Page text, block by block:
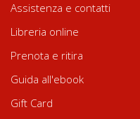
Assistenza e contatti
Libreria online
Prenota e ritira
Guida all'ebook
Gift Card